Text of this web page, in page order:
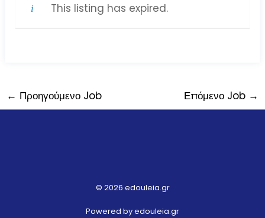
This listing has expired.
← Προηγούμενο Job Επόμενο Job →
© 2026 edouleia.gr
Powered by edouleia.gr